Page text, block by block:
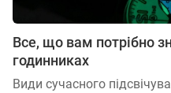
Все, що вам потрібно
годинниках
Види сучасного